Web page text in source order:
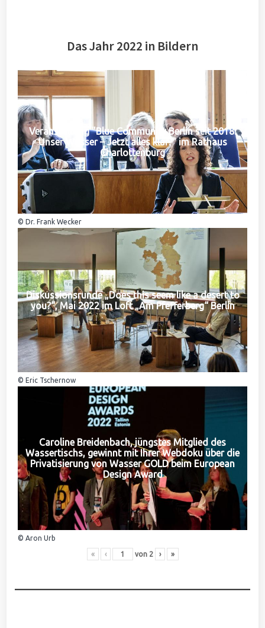
Das Jahr 2022 in Bildern
Veranstaltung "Blue Community Berlin seit 2018:
Unser Wasser – Jetzt alles klar?" im Rathaus
Charlottenburg
© Dr. Frank Wecker
Diskussionsrunde „Does this seem like a desert to
you?“, Mai 2022 im Loft „Am Pfefferberg“ Berlin
© Eric Tschernow
Caroline Breidenbach, jüngstes Mitglied des
Wassertischs, gewinnt mit Ihrer Webdoku über die
Privatisierung von Wasser GOLD beim European
Design Award
© Aron Urb
« ‹ von 2 › »